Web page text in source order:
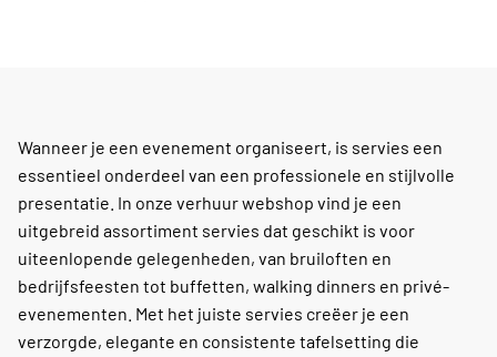
Wanneer je een evenement organiseert, is servies een
essentieel onderdeel van een professionele en stijlvolle
presentatie. In onze verhuur webshop vind je een
uitgebreid assortiment servies dat geschikt is voor
uiteenlopende gelegenheden, van bruiloften en
bedrijfsfeesten tot buffetten, walking dinners en privé-
evenementen. Met het juiste servies creëer je een
verzorgde, elegante en consistente tafelsetting die